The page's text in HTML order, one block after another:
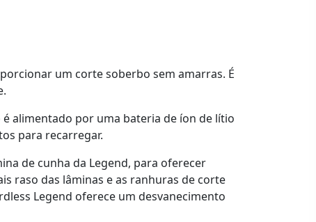
um corte soberbo sem amarras. É
alimentado por uma bateria de íon de lítio
para recarregar.
de cunha da Legend, para oferecer
raso das lâminas e as ranhuras de corte
Legend oferece um desvanecimento